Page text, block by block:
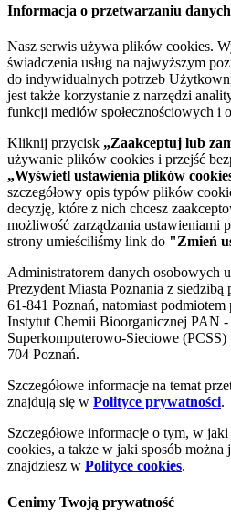
Informacja o przetwarzaniu danych
Nasz serwis używa plików cookies.
świadczenia usług na najwyższym
do indywidualnych potrzeb
jest także korzystanie z narzędzi
funkcji mediów społecznościowych i
Kliknij przycisk „Zaakceptuj lub
używanie plików cookies i przejść
„Wyświetl ustawienia plików
szczegółowy opis typów plików
decyzję, które z nich chcesz
możliwość zarządzania ustawieniami
strony umieściliśmy link do "Zmień
Administratorem danych osobowych
Prezydent Miasta Poznania z
61-841 Poznań, natomiast podmiotem
Instytut Chemii Bioorganicznej PAN -
Superkomputerowo-Sieciowe
704 Poznań.
Szczegółowe informacje na temat
znajdują się w Polityce prywatności.
Szczegółowe informacje o tym, w
cookies, a także w jaki sposób można
znajdziesz w Polityce cookies.
Cenimy Twoją prywatność